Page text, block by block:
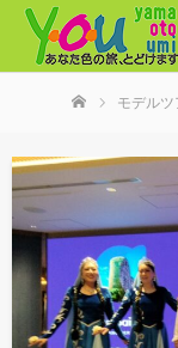
モデルツ